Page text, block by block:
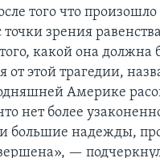
того что
зрения
какой она
от этой трагедии,
Америке
нет более
большие надежды,
—